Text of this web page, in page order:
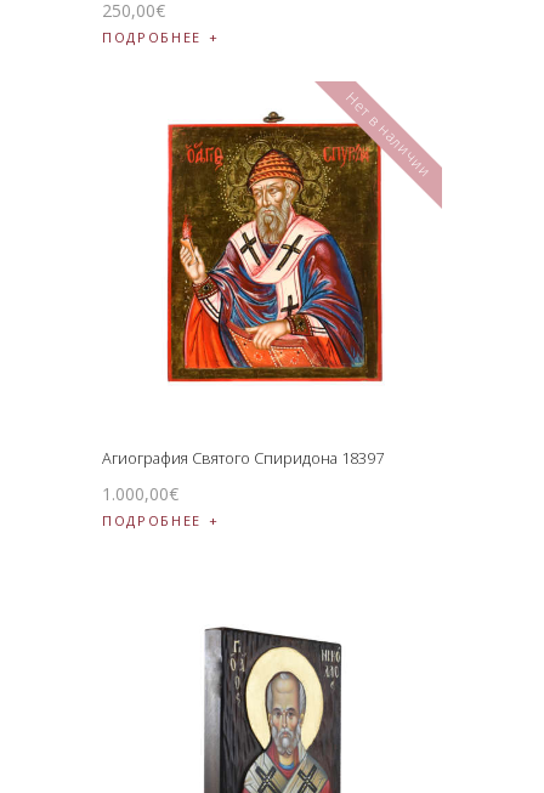
250,00€
ПОДРОБНЕЕ
Нет в наличии
Агиография Святого Спиридона 18397
1.000,00€
ПОДРОБНЕЕ